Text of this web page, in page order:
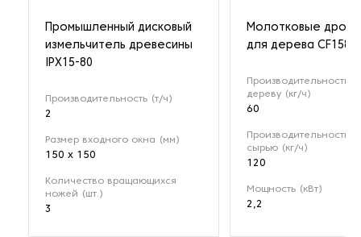
Промышленный дисковый
измельчитель древесины
IPX15-80
Производительность (т/ч)
2
Размер входного окна (мм)
150 х 150
Количество вращающихся
ножей (шт.)
3
Молотковые
для дерева CF158
Производительность
дереву (кг/ч)
60
Производительность
сырью (кг/ч)
120
Мощность (кВт)
2,2